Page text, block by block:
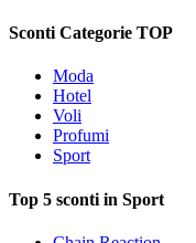
Sconti Categorie TOP
Moda
Hotel
Voli
Profumi
Sport
Top 5 sconti in Sport